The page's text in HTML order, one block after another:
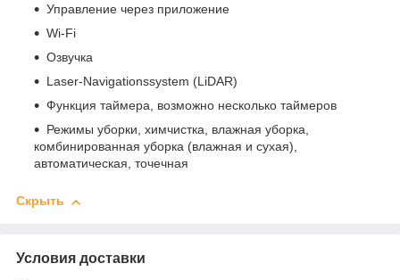
Управление через приложение
Wi-Fi
Озвучка
Laser-Navigationssystem (LiDAR)
Функция таймера, возможно несколько таймеров
Режимы уборки, химчистка, влажная уборка,
комбинированная уборка (влажная и сухая),
автоматическая, точечная
Скрыть
Условия доставки